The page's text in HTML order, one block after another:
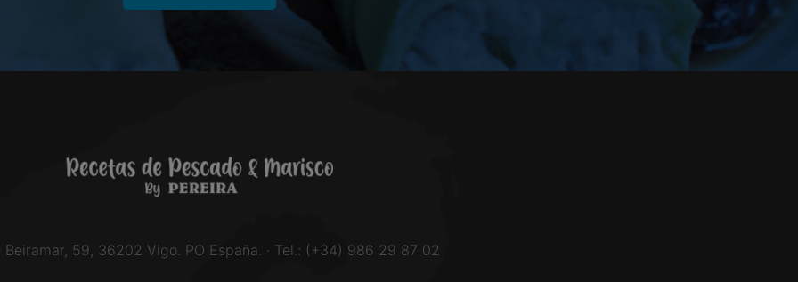
Beiramar, 59, 36202 Vigo. PO España. · Tel.: (+34) 986 29 87 02